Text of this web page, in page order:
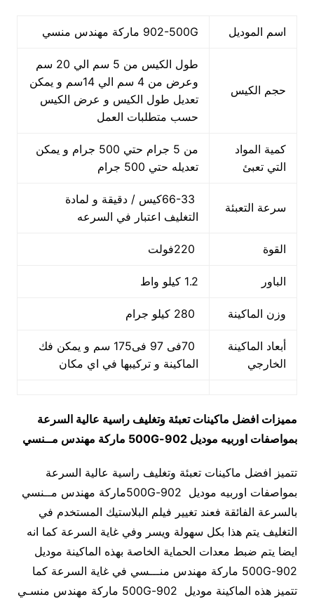
اسم الموديل 902-500G ماركة مهندس منسي
حجم الكيس
طول الكيس من 5 سم الي 20 سم
وعرض من 4 سم الي 14سم و يمكن
تعديل طول الكيس و عرض الكيس
حسب متطلبات العمل
كمية المواد
التي تعبئ
من 5 جرام حتي 500 جرام و يمكن
تعديله حتي 500 جرام
سرعة التعبئة
66-33كيس / دقيقة و لمادة
التغليف اعتبار في السرعه
القوة
الباور 1.2 كيلو واط
وزن الماكينة
أبعاد الماكينة
الخارجي
70فى 97 فى175 سم و يمكن فك
الماكينة و تركيبها في اي مكان
مميزات افضل ماكينات تعبئة وتغليف راسية عالية السرعة
بمواصفات اوربيه موديل 902-500G ماركة مهندس مــنسي
تتميز افضل ماكينات تعبئة وتغليف راسية عالية السرعة
بمواصفات اوربيه موديل 902-500Gماركة مهندس مــنسي
بالسرعة الفائقة فعند تغيير فيلم البلاستيك المستخدم في
التغليف يتم هذا بكل سهولة ويسر وفي غاية السرعة كما انه
ايضا يتم ضبط معدات الحماية الخاصة بهذه الماكينة موديل
902-500G ماركة مهندس منـــسي في غاية السرعة كما
تتميز هذه الماكينة موديل 902-500G ماركة مهندس منسـي